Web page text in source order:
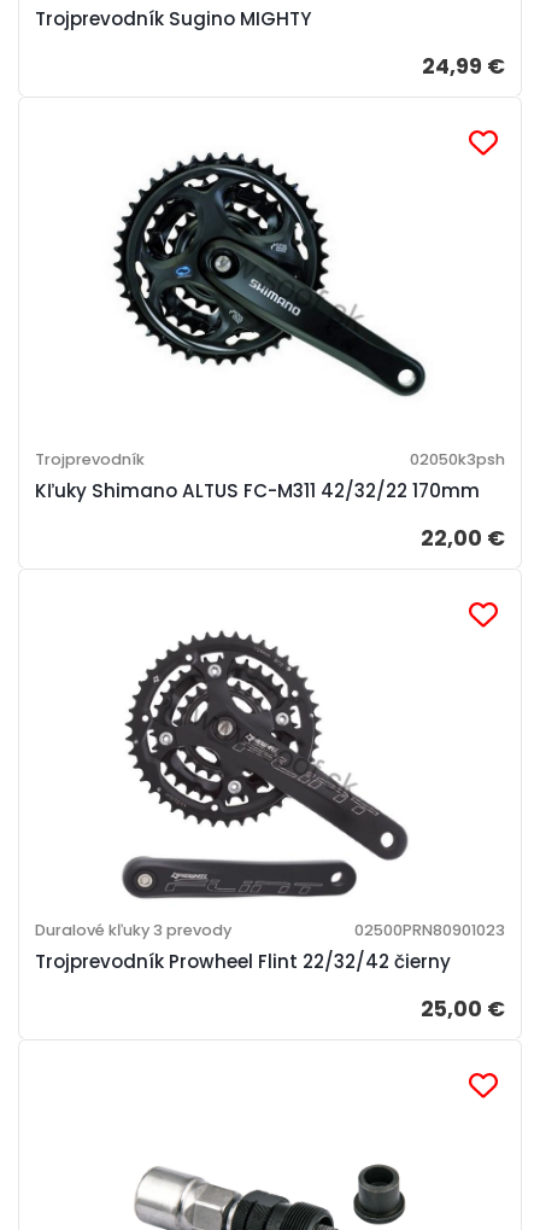
Trojprevodník Sugino MIGHTY
24,99 €
Kľuky Shimano ALTUS FC-M311 42/32/22 170mm
Trojprevodník 02050k3psh
22,00 €
Trojprevodník Prowheel Flint 22/32/42 čierny
Duralové kľuky 3 prevody 02500PRN80901023
25,00 €